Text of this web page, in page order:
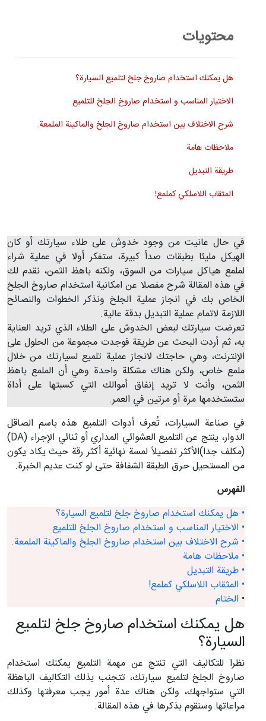
محتويات
هل يمكنك استخدام صاروخ جلخ لتلميع السيارة؟
الاختيار المناسب و استخدام صاروخ الجلخ للتلميع
شرح الاختلاف بين استخدام صاروخ الجلخ والماكينة الملمعة.
ملاحظات هامة
طريقة التبديل
المثقاب اللاسلكي كملمع!
في حال عانيت من وجود خدوش على طلاء سيارتك أو كان
الهيكل مليئا بطبقات صدأ كبيرة، ستفكر أولا في عملية شراء
لملمع هياكل سيارات من السوق، ولكنه باهظ الثمن، نقدم لك
في هذه المقالة شرح مفصلا عن امكانية استخدام صاروخ الجلخ
الخاص بك في انجاز عملية الجلخ ونذكر الخطوات والنصائح
اللازمة لاتمام عملية التبديل بدقة عالية.
تعرضت سيارتك لبعض الخدوش على الطلاء الذي تريد العناية
به، ثم أردت البحث عن طريقة فوجدت مجموعة من الحلول على
الإنترنت، وهي حاجتك لانجاز عملية تلميع لسيارتك من خلال
ملمع خاص، ولكن هناك مشكلة واحدة وهي أن الملمع باهظ
الثمن، وأنت لا تريد إنفاق أموالك التي كسبتها على أداة
ستستخدمها مرة أو مرتين في العمر.
في صناعة السيارات، تُعرف أدوات التلميع هذه باسم الصاقل
الدوار، ينتج عن التلميع العشوائي المداري أو ثنائي الإجراء (DA)
(مكلف جدا)الأكثر تفصيلاً لمسة نهائية أكثر رقة حيث يكاد يكون
من المستحيل حرق الطبقة الشفافة حتى لو كنت عديم الخبرة.
الفهرس
• هل يمكنك استخدام صاروخ جلخ لتلميع السيارة؟
• الاختيار المناسب و استخدام صاروخ الجلخ للتلميع
• شرح الاختلاف بين استخدام صاروخ الجلخ والماكينة الملمعة.
• ملاحظات هامة
• طريقة التبديل
• المثقاب اللاسلكي كملمع!
• الختام
هل يمكنك استخدام صاروخ جلخ لتلميع
السيارة؟
نظرا للتكاليف التي تنتج عن مهمة التلميع يمكنك استخدام
صاروخ الجلخ لتلميع سيارتك، تتجنب بذلك التكاليف الباهظة
التي ستواجهك، ولكن هناك عدة أمور يجب معرفتها وكذلك
مراعاتها وسنقوم بذكرها في هذه المقالة.